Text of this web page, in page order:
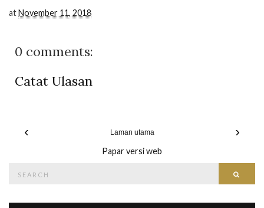
atNovember 11, 2018
0 comments:
Catat Ulasan
‹ ›
Laman utama
Papar versi web
for: